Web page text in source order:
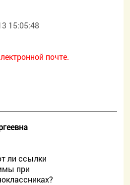
15:05:48
почте.
ли ссылки
при